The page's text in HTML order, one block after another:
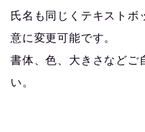
氏名も同じくテキストボ
意に変更可能です。
書体、色、大きさなどご
い。